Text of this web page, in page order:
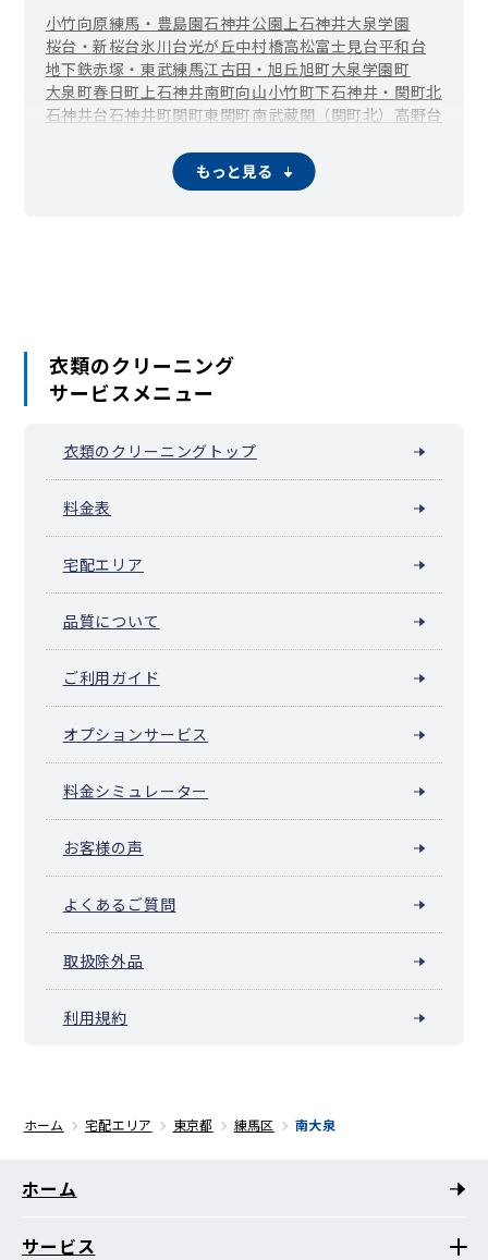
小竹向原練馬・豊島園石神井公園上石神井大泉学園
桜台・新桜台氷川台光が丘中村橋高松富士見台平和台
地下鉄赤塚・東武練馬江古田・旭丘旭町大泉学園町
大泉町春日町上石神井南町向山小竹町下石神井・関町北
石神井台石神井町関町東関町南武蔵関（関町北） 高野台
西大泉町 貫井羽沢 早宮
もっと見る
衣類のクリーニング
サービスメニュー
衣類のクリーニングトップ
料金表
宅配エリア
品質について
ご利用ガイド
オプションサービス
料金シミュレーター
お客様の声
よくあるご質問
取扱除外品
利用規約
ホーム 宅配エリア 東京都 練馬区 南大泉
ホーム
サービス